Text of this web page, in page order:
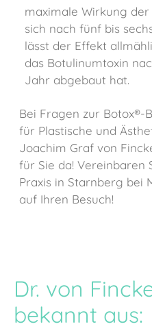
maximale Wirkung
sich nach fünf bis
lässt der Effekt
das Botulinumtoxin
Jahr abgebaut hat.
Bei Fragen zur Botox®-
für Plastische und
Joachim Graf von
für Sie da! Vereinbaren
Praxis in Starnberg bei
auf Ihren Besuch!
Dr. von
bekannt aus: